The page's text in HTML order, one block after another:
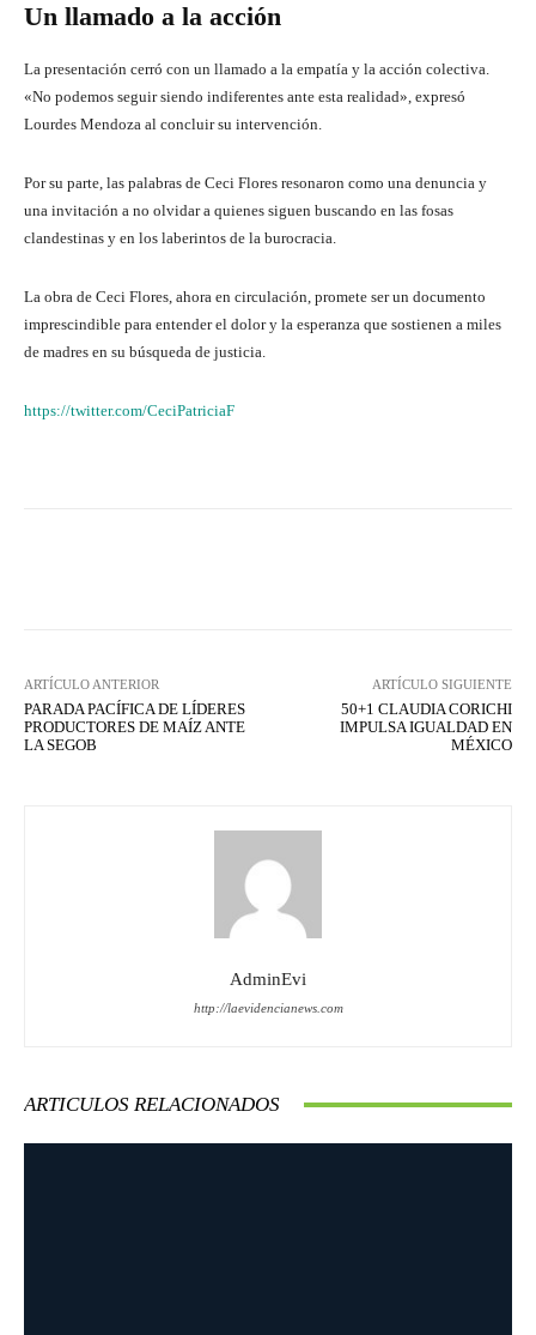
Un llamado a la acción
La presentación cerró con un llamado a la empatía y la acción colectiva.
«No podemos seguir siendo indiferentes ante esta realidad», expresó
Lourdes Mendoza al concluir su intervención.
Por su parte, las palabras de Ceci Flores resonaron como una denuncia y
una invitación a no olvidar a quienes siguen buscando en las fosas
clandestinas y en los laberintos de la burocracia.
La obra de Ceci Flores, ahora en circulación, promete ser un documento
imprescindible para entender el dolor y la esperanza que sostienen a miles
de madres en su búsqueda de justicia.
https://twitter.com/CeciPatriciaF
ARTÍCULO ANTERIOR
PARADA PACÍFICA DE LÍDERES
PRODUCTORES DE MAÍZ ANTE
LA SEGOB
ARTÍCULO SIGUIENTE
50+1 CLAUDIA CORICHI
IMPULSA IGUALDAD EN
MÉXICO
AdminEvi
http://laevidencianews.com
ARTICULOS RELACIONADOS